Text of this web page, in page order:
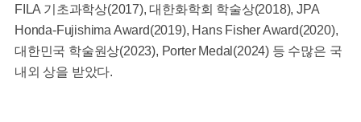
FILA 기초과학상(2017), 대한화학회 학술상(2018), JPA
Honda-Fujishima Award(2019), Hans Fisher Award(2020),
대한민국 학술원상(2023), Porter Medal(2024) 등 수많은 국
내외 상을 받았다.